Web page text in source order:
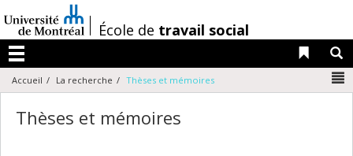
au
contenu
/École de travail social
Menu
Liens
Accueil La recherche Thèses et mémoires
Thèses et mémoires